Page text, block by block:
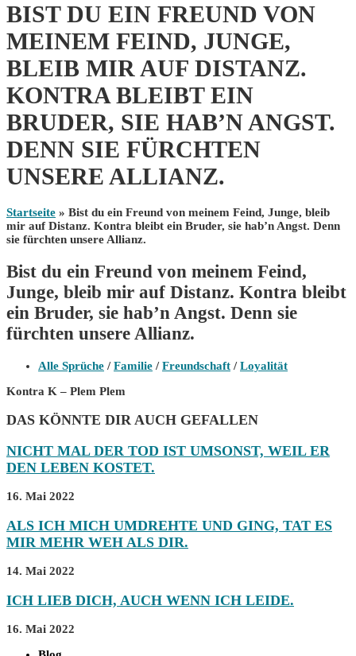
BIST DU EIN FREUND VON
MEINEM FEIND, JUNGE,
BLEIB MIR AUF DISTANZ.
KONTRA BLEIBT EIN
BRUDER, SIE HAB’N ANGST.
DENN SIE FÜRCHTEN
UNSERE ALLIANZ.
Startseite » Bist du ein Freund von meinem Feind, Junge, bleib
mir auf Distanz. Kontra bleibt ein Bruder, sie hab’n Angst. Denn
sie fürchten unsere Allianz.
Bist du ein Freund von meinem Feind,
Junge, bleib mir auf Distanz. Kontra bleibt
ein Bruder, sie hab’n Angst. Denn sie
fürchten unsere Allianz.
Beitrags-
Alle Sprüche / Familie / Freundschaft / Loyalität
Kontra K – Plem Plem
DAS KÖNNTE DIR AUCH GEFALLEN
NICHT MAL DER TOD IST UMSONST, WEIL ER
DEN LEBEN KOSTET.
16. Mai 2022
ALS ICH MICH UMDREHTE UND GING, TAT ES
MIR MEHR WEH ALS DIR.
14. Mai 2022
ICH LIEB DICH, AUCH WENN ICH LEIDE.
16. Mai 2022